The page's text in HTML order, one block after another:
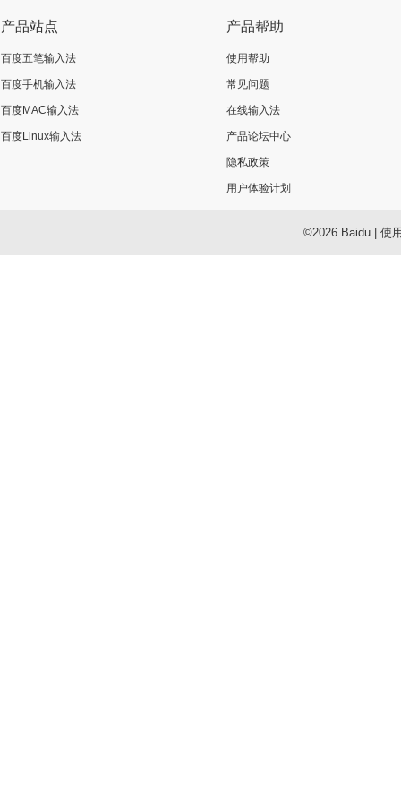
产品站点
百度五笔输入法
百度手机输入法
百度MAC输入法
百度Linux输入法
产品帮助
使用帮助
常见问题
在线输入法
产品论坛中心
隐私政策
用户体验计划
©2026 Baidu| 使